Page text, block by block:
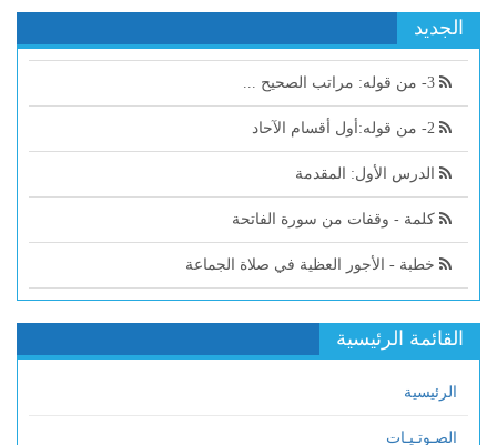
الجديد
الدرس الأول: المقدمة
كلمة - وقفات من سورة الفاتحة
خطبة - الأجور العظية في صلاة الجماعة
القائمة الرئيسية
الرئيسية
الصـوتـيـات